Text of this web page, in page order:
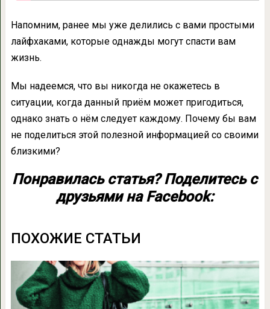
Напомним, ранее мы уже делились с вами простыми
лайфхаками, которые однажды могут спасти вам
жизнь.
Мы надеемся, что вы никогда не окажетесь в
ситуации, когда данный приём может пригодиться,
однако знать о нём следует каждому. Почему бы вам
не поделиться этой полезной информацией со своими
близкими?
Понравилась статья? Поделитесь с
друзьями на Facebook:
ПОХОЖИЕ СТАТЬИ